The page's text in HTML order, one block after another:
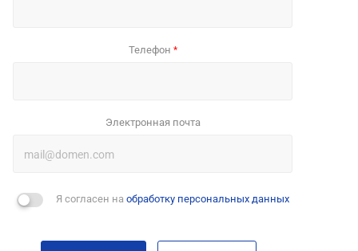
Телефон *
Электронная почта
Я согласен на обработку персональных данных